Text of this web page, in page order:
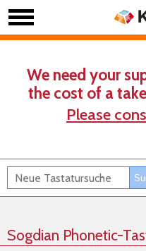
We need your
the cost of a
Please
Sogdian Phonetic-